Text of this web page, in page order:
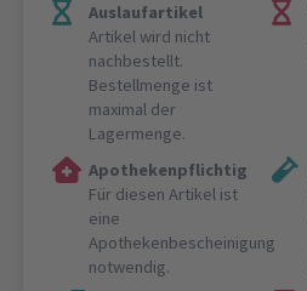
Auslaufartikel
Artikel wird nicht
nachbestellt.
Bestellmenge ist
maximal der
Lagermenge.
Apothekenpflichtig
Für diesen Artikel ist
eine
Apothekenbescheinigung
notwendig.